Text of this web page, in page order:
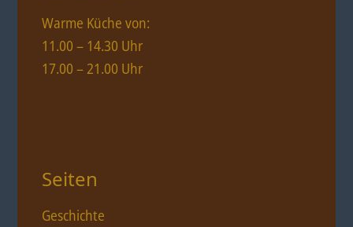
Warme Küche von:
11.00 – 14.30 Uhr
17.00 – 21.00 Uhr
Seiten
Geschichte